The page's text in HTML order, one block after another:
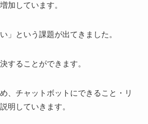
加しています。
」という課題が出てきました。
することができます。
、チャットボットにできること・リ
明していきます。